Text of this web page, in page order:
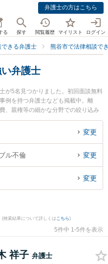
弁護士の方はこちら
る 探す 閲覧履歴 マイリスト ログイン
きる弁護士 熊谷市で法律相談で
弁護士
が5名見つかりました。初回面談無料
例を持つ弁護士なども掲載中。離
、親権等の細かな分野での絞り込み
の栗木 祥子弁護士やまるやま法律事
吉野 大地弁護士のプロフィール情報
したい』『初回相談無料でダブル不
談予約したい』などでお困りの相談
変更
ル不倫 変更
変更
(検索結果について詳しくは こちら)
5件中 1-5件を表示
祥子 弁護士